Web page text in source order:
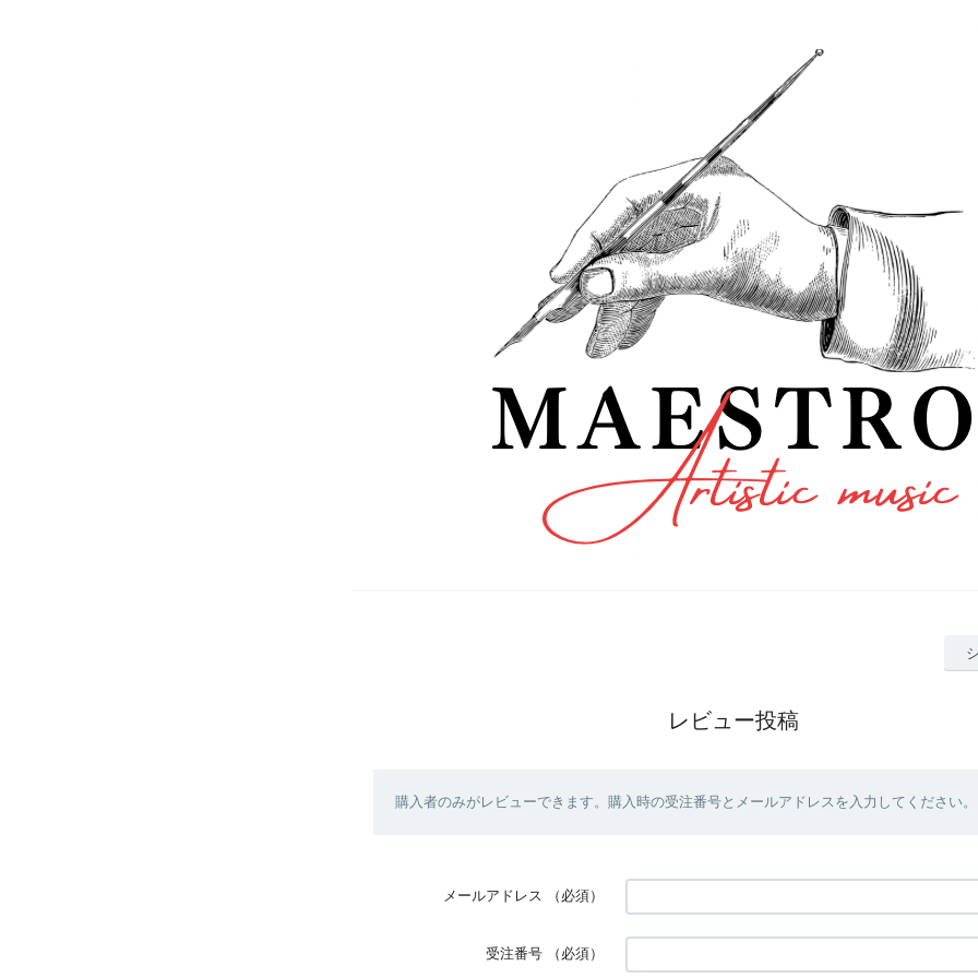
レビュー投稿
購入者のみがレビューできます。購入時の受注番号とメールアドレスを入力してください。
メールアドレス （必須）
受注番号 （必須）